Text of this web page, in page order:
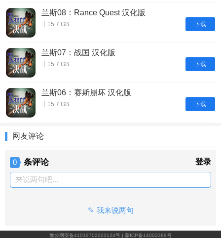
下载
兰斯08：Rance Quest 汉化版
丨15.7 GB
下载
兰斯07：战国 汉化版
丨15.7 GB
下载
兰斯06：赛斯崩坏 汉化版
丨15.7 GB
网友评论
0 条评论 登录
来说两句吧...
我来说两句
豫公网安备41019702003124号 | 蒙ICP备14002389号